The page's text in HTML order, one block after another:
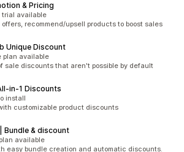
& Pricing
78
trial available
recommend/upsell products to boost sales
Unique Discount
24
plan available
sale discounts that aren't possible by default
Discounts
7
install
customizable product discounts
Bundle & discount
9
available
easy bundle creation and automatic discounts.